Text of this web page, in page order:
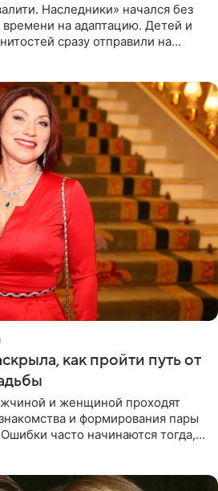
Наследники» начался без
времени на адаптацию. Детей и
сразу отправили на
как пройти путь от
и женщиной проходят
и формирования пары
часто начинаются тогда,